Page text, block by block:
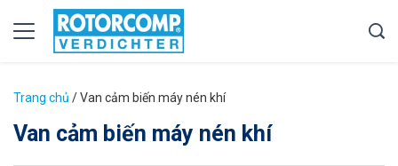
Trang chủ /Van cảm biến máy nén khí
Van cảm biến máy nén khí